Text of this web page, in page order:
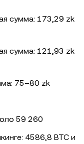
сумма: 173,29 zk
сумма: 121,93 zk
75–80 zk
59 260
4586,8 BTC и